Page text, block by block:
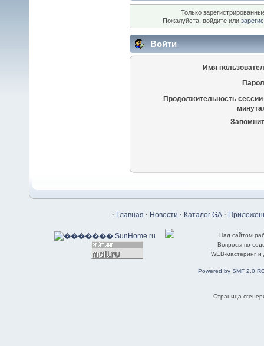
Только
Пожалуйста, войдите или
Войти
Имя
Продолжительность сессии
· Главная · Новости · Каталог GA ·
Над сайтом
Вопросы по
WEB-мастеринг
Powered by SMF 2.0
Страница